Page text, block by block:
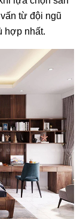
từ đội ngũ
hợp nhất.